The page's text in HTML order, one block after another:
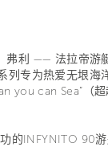
弗利 —— 法拉帝游
列专为热爱无垠海
you can Sea”（
的INFYNITO 90游